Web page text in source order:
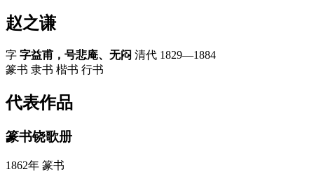
赵之谦
字 字益甫，号悲庵、无闷 清代 1829—1884
篆书 隶书 楷书 行书
代表作品
篆书铙歌册
1862年 篆书